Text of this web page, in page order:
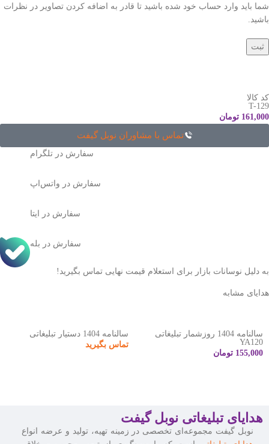
شما باید وارد حساب خود شده باشید تا قادر به اضافه کردن تصاویر در نظرات
باشید.
کد کالا
T-129
161,000 تومان
تماس با مشاوران نوبل گیفت
سفارش در تلگرام
سفارش در واتس‌اپ
سفارش در ایتا
سفارش در بله
به دلیل نوسانات بازار برای استعلام قیمت نهایی تماس بگیرید!
هدایای مشابه
سالنامه 1404 روزشمار تبلیغاتی
YA120
155,000 تومان
سالنامه 1404 دستیار تبلیغاتی
تماس بگیرید
هدایای تبلیغاتی نوبل گیفت
نوبل گیفت مجموعه‌ای تخصصی در زمینه تهیه، تولید و عرضه انواع